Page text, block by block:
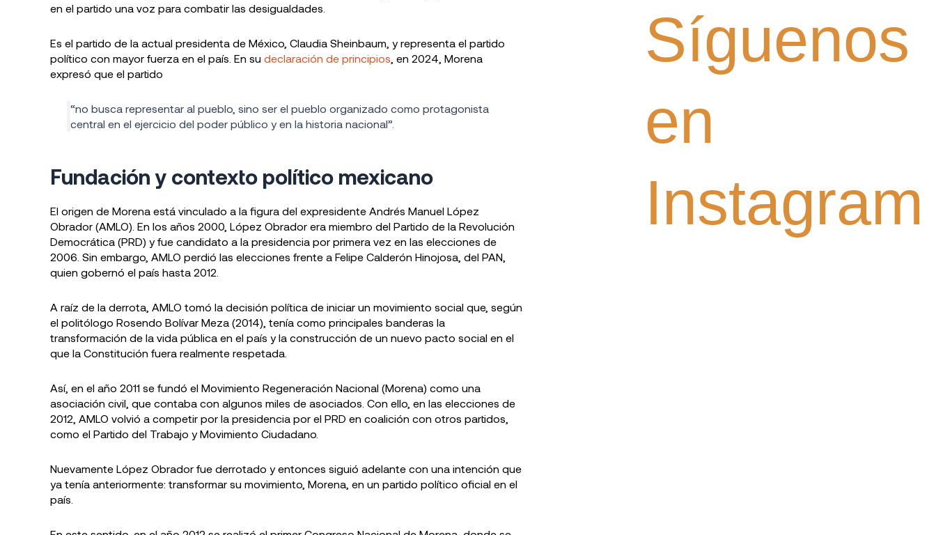
en el partido una voz para combatir las desigualdades.
Es el partido de la actual presidenta de México, Claudia Sheinbaum, y representa el partido
político con mayor fuerza en el país. En su declaración de principios , en 2024, Morena
expresó que el partido
“no busca representar al pueblo, sino ser el pueblo organizado como protagonista
central en el ejercicio del poder público y en la historia nacional”.
Fundación y contexto político mexicano
El origen de Morena está vinculado a la figura del expresidente Andrés Manuel López
Obrador (AMLO). En los años 2000, López Obrador era miembro del Partido de la Revolución
Democrática (PRD) y fue candidato a la presidencia por primera vez en las elecciones de
2006. Sin embargo, AMLO perdió las elecciones frente a Felipe Calderón Hinojosa, del PAN,
quien gobernó el país hasta 2012.
A raíz de la derrota, AMLO tomó la decisión política de iniciar un movimiento social que, según
el politólogo Rosendo Bolívar Meza (2014), tenía como principales banderas la
transformación de la vida pública en el país y la construcción de un nuevo pacto social en el
que la Constitución fuera realmente respetada.
Así, en el año 2011 se fundó el Movimiento Regeneración Nacional (Morena) como una
asociación civil, que contaba con algunos miles de asociados. Con ello, en las elecciones de
2012, AMLO volvió a competir por la presidencia por el PRD en coalición con otros partidos,
como el Partido del Trabajo y Movimiento Ciudadano.
Nuevamente López Obrador fue derrotado y entonces siguió adelante con una intención que
ya tenía anteriormente: transformar su movimiento, Morena, en un partido político oficial en el
país.
Síguenos
en
Instagram